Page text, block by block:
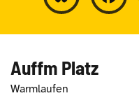
Auffm Platz
Warmlaufen